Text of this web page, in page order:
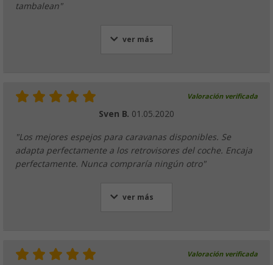
tambalean"
ver más
Valoración verificada
Sven B. 01.05.2020
"Los mejores espejos para caravanas disponibles. Se
adapta perfectamente a los retrovisores del coche. Encaja
perfectamente. Nunca compraría ningún otro"
ver más
Valoración verificada